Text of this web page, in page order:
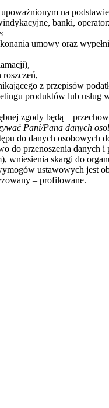
na
banki,
umowy oraz
z przepisów
produktów lub usług
zgody będą
Pani/Pana danych
do danych osobowych
do przenoszenia
wniesienia skargi do
ustawowych jest
– profilowane.